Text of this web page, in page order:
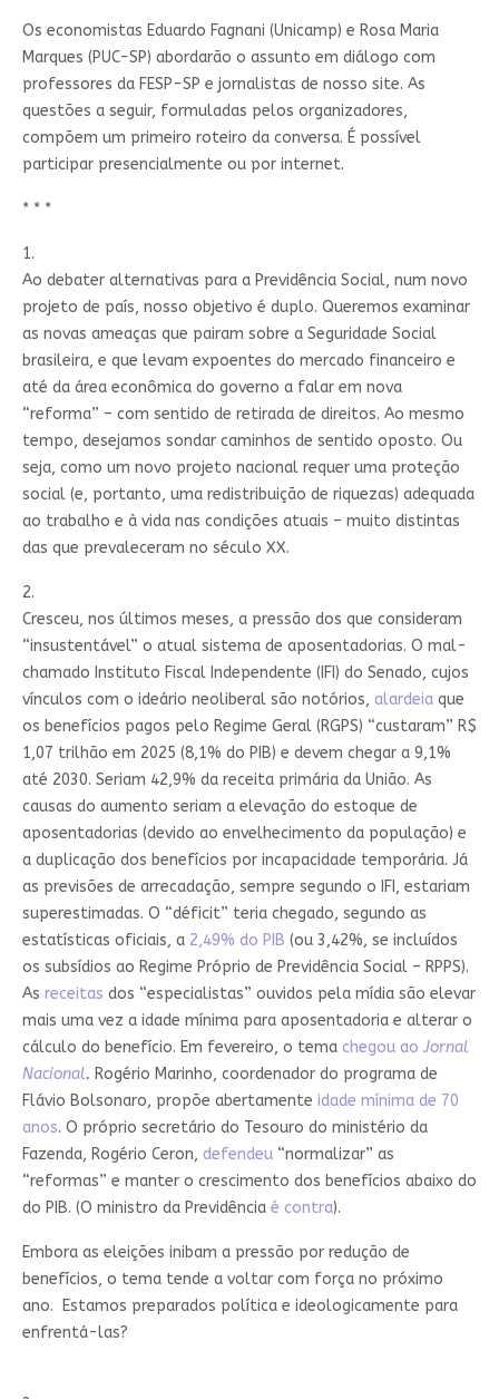
Os economistas Eduardo Fagnani (Unicamp) e Rosa Maria
Marques (PUC-SP) abordarão o assunto em diálogo com
professores da FESP-SP e jornalistas de nosso site. As
questões a seguir, formuladas pelos organizadores,
compõem um primeiro roteiro da conversa. É possível
participar presencialmente ou por internet.
* * *
1.
Ao debater alternativas para a Previdência Social, num novo
projeto de país, nosso objetivo é duplo. Queremos examinar
as novas ameaças que pairam sobre a Seguridade Social
brasileira, e que levam expoentes do mercado financeiro e
até da área econômica do governo a falar em nova
“reforma” – com sentido de retirada de direitos. Ao mesmo
tempo, desejamos sondar caminhos de sentido oposto. Ou
seja, como um novo projeto nacional requer uma proteção
social (e, portanto, uma redistribuição de riquezas) adequada
ao trabalho e à vida nas condições atuais – muito distintas
das que prevaleceram no século XX.
2.
Cresceu, nos últimos meses, a pressão dos que consideram
“insustentável” o atual sistema de aposentadorias. O mal-
chamado Instituto Fiscal Independente (IFI) do Senado, cujos
vínculos com o ideário neoliberal são notórios, alardeiaque
os benefícios pagos pelo Regime Geral (RGPS) “custaram” R$
1,07 trilhão em 2025 (8,1% do PIB) e devem chegar a 9,1%
até 2030. Seriam 42,9% da receita primária da União. As
causas do aumento seriam a elevação do estoque de
aposentadorias (devido ao envelhecimento da população) e
a duplicação dos benefícios por incapacidade temporária. Já
as previsões de arrecadação, sempre segundo o IFI, estariam
superestimadas. O “déficit” teria chegado, segundo as
estatísticas oficiais, a 2,49% do PIB (ou 3,42%, se incluídos
os subsídios ao Regime Próprio de Previdência Social – RPPS).
As receitas dos “especialistas” ouvidos pela mídia são elevar
mais uma vez a idade mínima para aposentadoria e alterar o
cálculo do benefício. Em fevereiro, o tema chegou aoJornal
Nacional. Rogério Marinho, coordenador do programa de
Flávio Bolsonaro, propõe abertamente idade mínima de 70
anos. O próprio secretário do Tesouro do ministério da
Fazenda, Rogério Ceron, defendeu“normalizar” as
“reformas” e manter o crescimento dos benefícios abaixo do
do PIB. (O ministro da Previdência é contra).
Embora as eleições inibam a pressão por redução de
benefícios, o tema tende a voltar com força no próximo
ano. Estamos preparados política e ideologicamente para
enfrentá-las?